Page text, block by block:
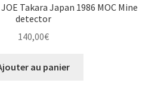
Takara Japan 1986 MOC Mine
detector
140,00€
au panier